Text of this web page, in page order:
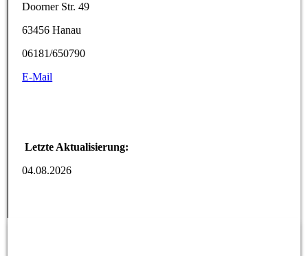
Doorner Str. 49
63456 Hanau
06181/650790
E-Mail
Letzte Aktualisierung:
04.08.2026